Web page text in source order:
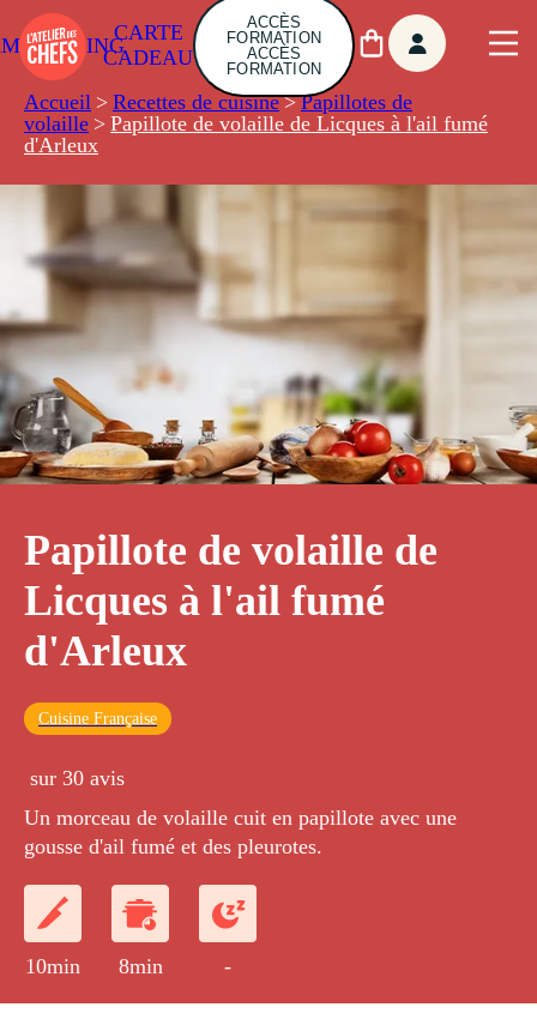
CARTE
CADEAU
ACCÈS
FORMATION
ACCÈS
FORMATION
Accueil > Recettes de cuisine > Papillotes de
volaille > Papillote de volaille de Licques à l'ail fumé
d'Arleux
Papillote de volaille de
Licques à l'ail fumé
d'Arleux
Cuisine Française
sur 30 avis
Un morceau de volaille cuit en papillote avec une
gousse d'ail fumé et des pleurotes.
10min 8min -